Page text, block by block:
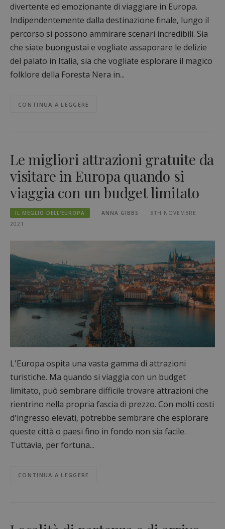
divertente ed emozionante di viaggiare in Europa.
Indipendentemente dalla destinazione finale, lungo il
percorso si possono ammirare scenari incredibili. Sia
che siate buongustai e vogliate assaporare le delizie
del palato in Italia, sia che vogliate esplorare il magico
folklore della Foresta Nera in...
CONTINUA A LEGGERE
Le migliori attrazioni gratuite da
visitare in Europa quando si
viaggia con un budget limitato
IL MEGLIO DELL'EUROPA ANNA GIBBS
8TH NOVEMBRE
2021
L'Europa ospita una vasta gamma di attrazioni
turistiche. Ma quando si viaggia con un budget
limitato, può sembrare difficile trovare attrazioni che
rientrino nella propria fascia di prezzo. Con molti costi
d'ingresso elevati, potrebbe sembrare che esplorare
queste città o paesi fino in fondo non sia facile.
Tuttavia, per fortuna...
CONTINUA A LEGGERE